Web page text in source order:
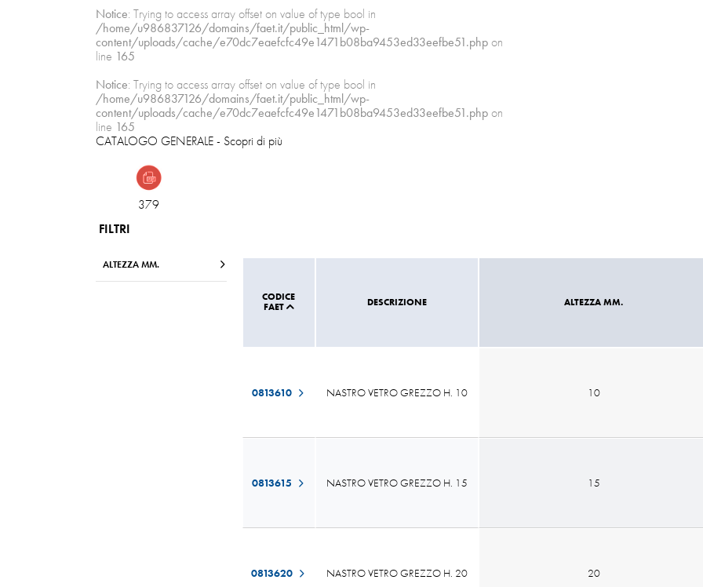
Notice: Trying to access array offset on value of type bool in
/home/u986837126/domains/faet.it/public_html/wp-
content/uploads/cache/e70dc7eaefcfc49e1471b08ba9453ed33eefbe51.phpon
line 165
Notice: Trying to access array offset on value of type bool in
/home/u986837126/domains/faet.it/public_html/wp-
content/uploads/cache/e70dc7eaefcfc49e1471b08ba9453ed33eefbe51.phpon
line 165
CATALOGO GENERALE- Scopri di più
379
FILTRI
ALTEZZA MM.
CODICE
FAET
DESCRIZIONE
0813610 NASTRO VETRO GREZZO H. 10
0813615 NASTRO VETRO GREZZO H. 15
0813620 NASTRO VETRO GREZZO H. 20
ALTEZZA MM.
10
15
20